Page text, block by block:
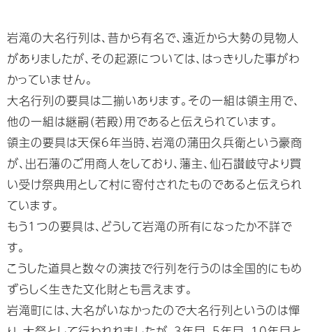
岩滝の大名行列は、昔から有名で、遠近から大勢の見物人
がありましたが、その起源については、はっきりした事がわ
かっていません。
大名行列の要具は二揃いあります。その一組は領主用で、
他の一組は継嗣（若殿）用であると伝えられています。
領主の要具は天保6年当時、岩滝の蒲田久兵衛という豪商
が、出石藩のご用商人をしており、藩主、仙石讃岐守より買
い受け祭典用として村に寄付されたものであると伝えられ
ています。
もう1つの要具は、どうして岩滝の所有になったか不詳で
す。
こうした道具と数々の演技で行列を行うのは全国的にもめ
ずらしく生きた文化財とも言えます。
岩滝町には、大名がいなかったので大名行列というのは憚